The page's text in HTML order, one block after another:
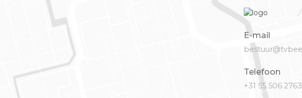
E-mail
Telefoon
+31 55 506 2763